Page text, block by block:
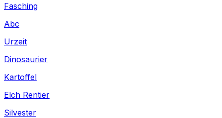
Fasching
Abc
Urzeit
Dinosaurier
Kartoffel
Elch Rentier
Silvester